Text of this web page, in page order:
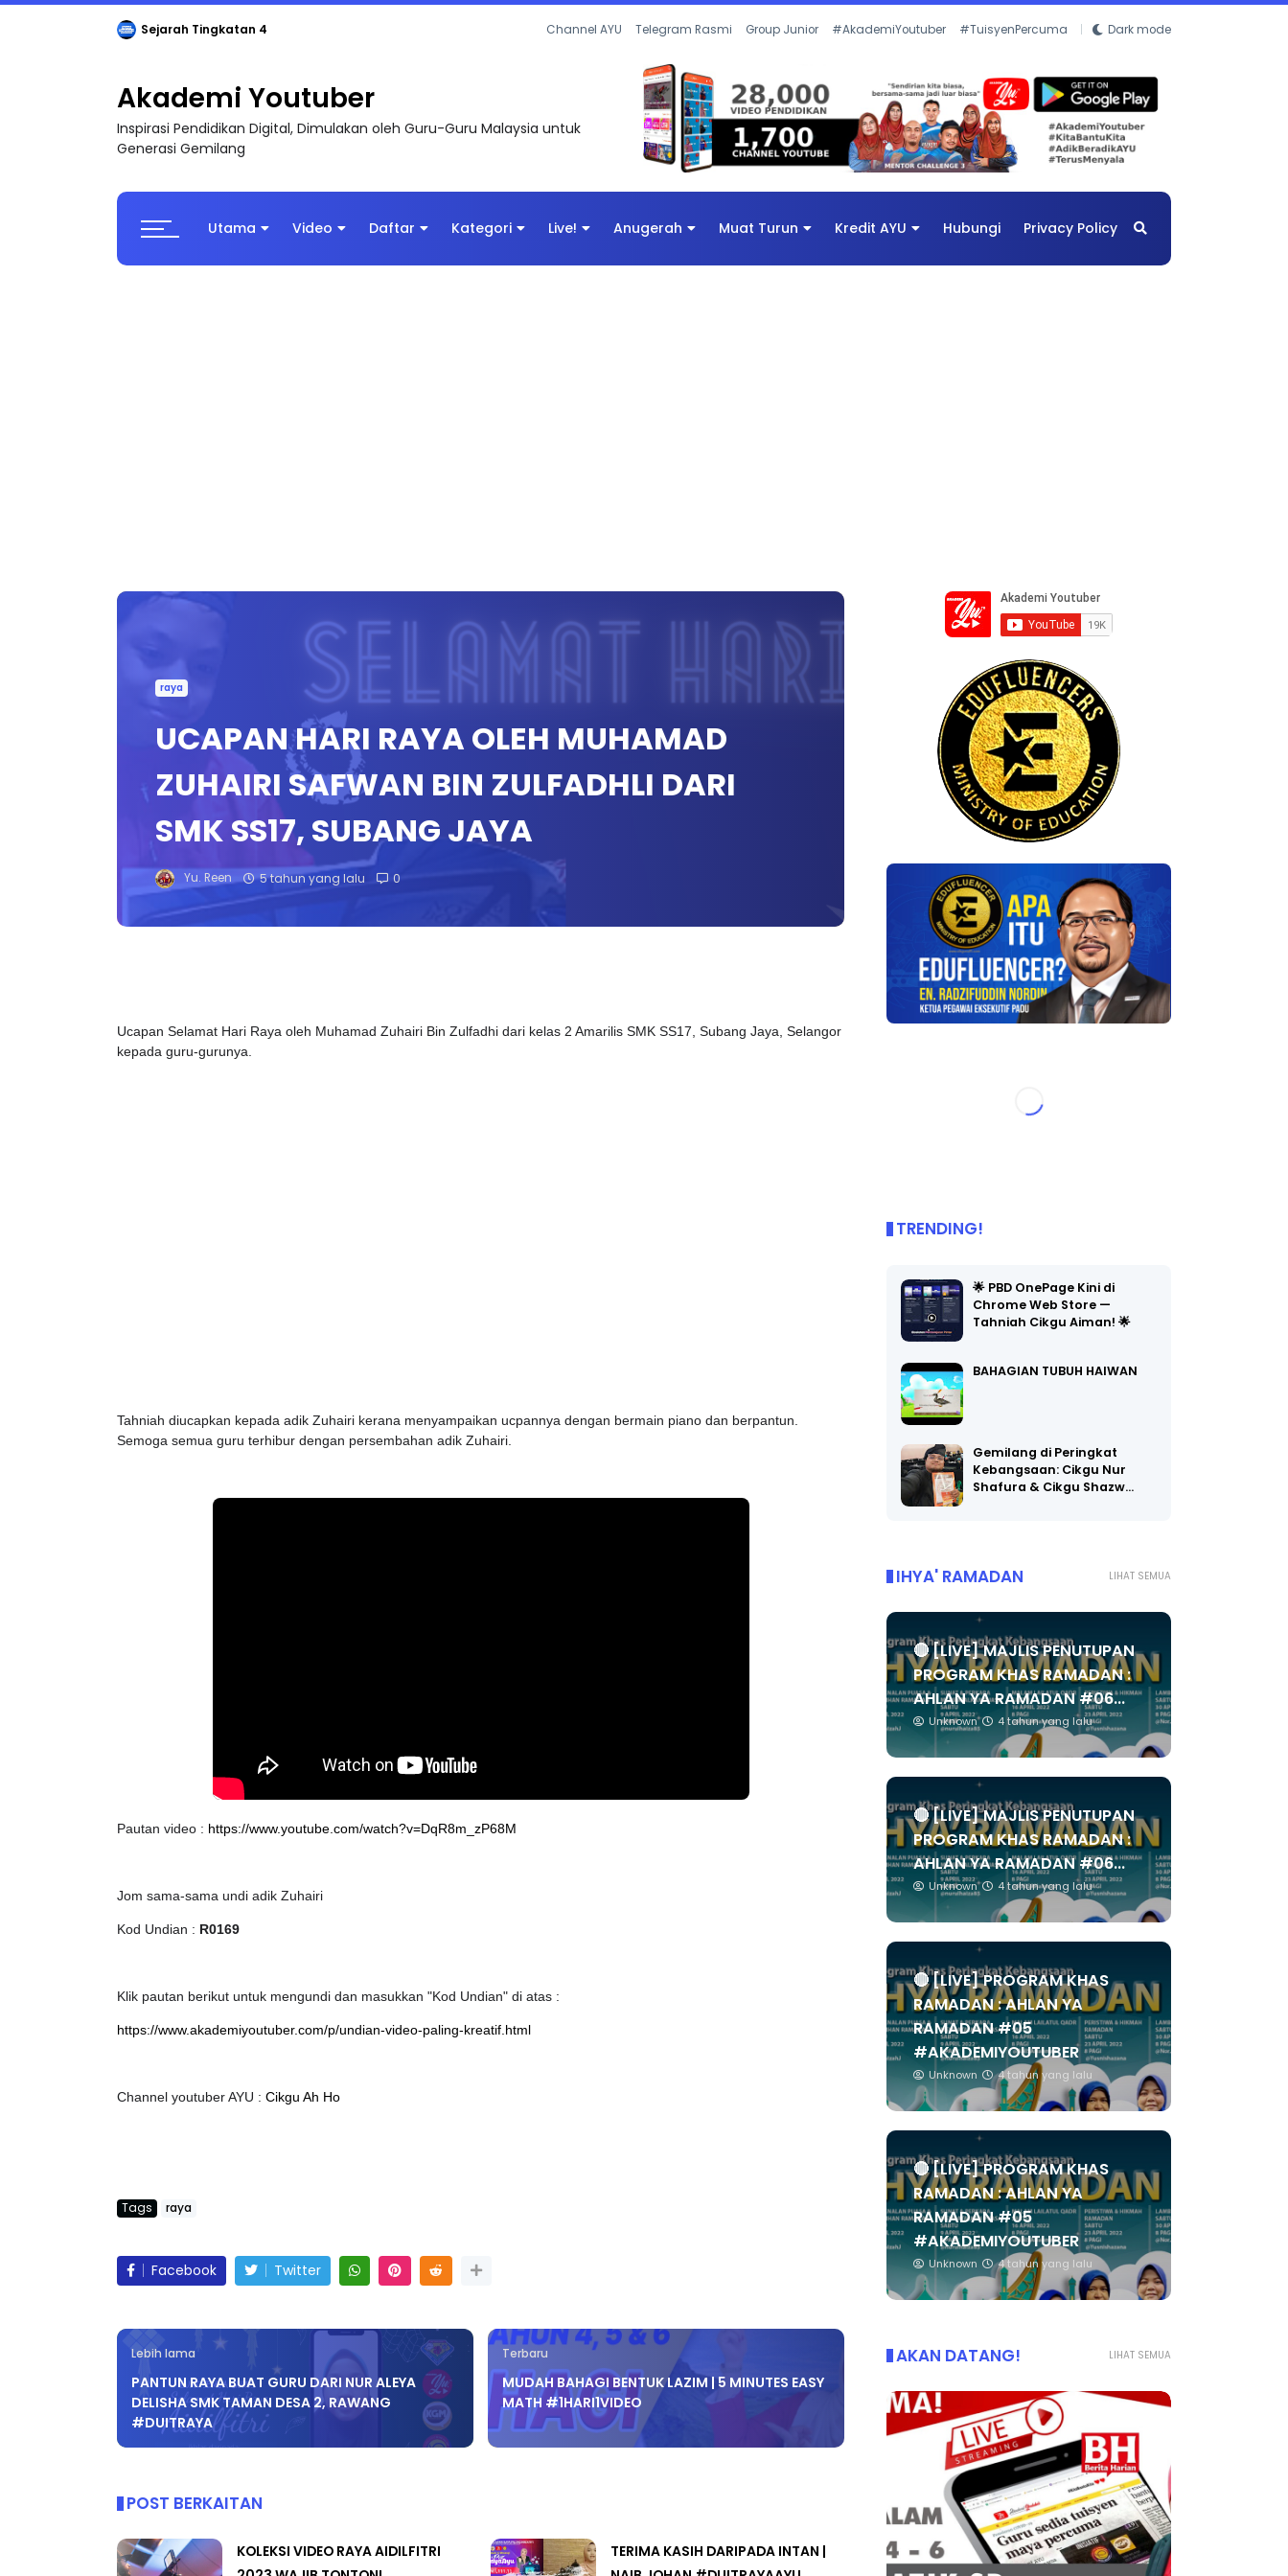
Sejarah Tingkatan 4 Channel AYU Telegram Rasmi Group Junior #AkademiYoutuber #TuisyenPercuma Dark mode
Akademi Youtuber
Inspirasi Pendidikan Digital, Dimulakan oleh Guru-Guru Malaysia untuk
Generasi Gemilang
Utama Video Daftar Kategori Live! Anugerah Muat Turun Kredit AYU Hubungi Privacy Policy
raya
UCAPAN HARI RAYA OLEH MUHAMAD
ZUHAIRI SAFWAN BIN ZULFADHLI DARI
SMK SS17, SUBANG JAYA
Yu. Reen 5 tahun yang lalu 0
Ucapan Selamat Hari Raya oleh Muhamad Zuhairi Bin Zulfadhi dari kelas 2 Amarilis SMK SS17, Subang Jaya, Selangor
kepada guru-gurunya.
Tahniah diucapkan kepada adik Zuhairi kerana menyampaikan ucpannya dengan bermain piano dan berpantun.
Semoga semua guru terhibur dengan persembahan adik Zuhairi.
Pautan video : https://www.youtube.com/watch?v=DqR8m_zP68M
Jom sama-sama undi adik Zuhairi
Kod Undian : R0169
Klik pautan berikut untuk mengundi dan masukkan "Kod Undian" di atas :
https://www.akademiyoutuber.com/p/undian-video-paling-kreatif.html
Channel youtuber AYU : Cikgu Ah Ho
Tags raya
Facebook Twitter
Lebih lama
PANTUN RAYA BUAT GURU DARI NUR ALEYA
DELISHA SMK TAMAN DESA 2, RAWANG
#DUITRAYA
Terbaru
MUDAH BAHAGI BENTUK LAZIM | 5 MINUTES EASY
MATH #1HARI1VIDEO
POST BERKAITAN
KOLEKSI VIDEO RAYA AIDILFITRI
TERIMA KASIH DARIPADA INTAN |
TRENDING!
🌟 PBD OnePage Kini di
Chrome Web Store —
Tahniah Cikgu Aiman! 🌟
BAHAGIAN TUBUH HAIWAN
Gemilang di Peringkat
Kebangsaan: Cikgu Nur
Shafura & Cikgu Shazw…
LIHAT SEMUA
IHYA' RAMADAN
🔴 [LIVE] MAJLIS PENUTUPAN
PROGRAM KHAS RAMADAN :
AHLAN YA RAMADAN #06...
Unknown 4 tahun yang lalu
🔴 [LIVE] MAJLIS PENUTUPAN
PROGRAM KHAS RAMADAN :
AHLAN YA RAMADAN #06...
Unknown 4 tahun yang lalu
🔴 [LIVE] PROGRAM KHAS
RAMADAN : AHLAN YA
RAMADAN #05
#AKADEMIYOUTUBER
Unknown 4 tahun yang lalu
🔴 [LIVE] PROGRAM KHAS
RAMADAN : AHLAN YA
RAMADAN #05
#AKADEMIYOUTUBER
Unknown 4 tahun yang lalu
LIHAT SEMUA
AKAN DATANG!